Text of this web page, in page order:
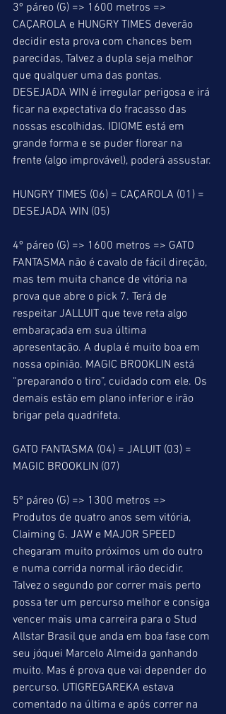
3º páreo (G) => 1600 metros =>
CAÇAROLA e HUNGRY TIMES deverão
decidir esta prova com chances bem
parecidas, Talvez a dupla seja melhor
que qualquer uma das pontas.
DESEJADA WIN é irregular perigosa e irá
ficar na expectativa do fracasso das
nossas escolhidas. IDIOME está em
grande forma e se puder florear na
frente (algo improvável), poderá assustar.
HUNGRY TIMES (06) = CAÇAROLA (01) =
DESEJADA WIN (05)
4º páreo (G) => 1600 metros => GATO
FANTASMA não é cavalo de fácil direção,
mas tem muita chance de vitória na
prova que abre o pick 7. Terá de
respeitar JALLUIT que teve reta algo
embaraçada em sua última
apresentação. A dupla é muito boa em
nossa opinião. MAGIC BROOKLIN está
“preparando o tiro”, cuidado com ele. Os
demais estão em plano inferior e irão
brigar pela quadrifeta.
GATO FANTASMA (04) = JALUIT (03) =
MAGIC BROOKLIN (07)
5º páreo (G) => 1300 metros =>
Produtos de quatro anos sem vitória,
Claiming G. JAW e MAJOR SPEED
chegaram muito próximos um do outro
e numa corrida normal irão decidir.
Talvez o segundo por correr mais perto
possa ter um percurso melhor e consiga
vencer mais uma carreira para o Stud
Allstar Brasil que anda em boa fase com
seu jóquei Marcelo Almeida ganhando
muito. Mas é prova que vai depender do
percurso. UTIGREGAREKA estava
comentado na última e após correr na